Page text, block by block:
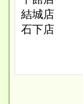
結城店
石下店